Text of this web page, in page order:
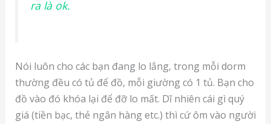
ra là ok.
Nói luôn cho các bạn đang lo lắng, trong mỗi dorm
thường đều có tủ để đồ, mỗi giường có 1 tủ. Bạn cho
đồ vào đó khóa lại để đỡ lo mất. Dĩ nhiên cái gì quý
giá (tiền bạc, thẻ ngân hàng etc.) thì cứ ôm vào người